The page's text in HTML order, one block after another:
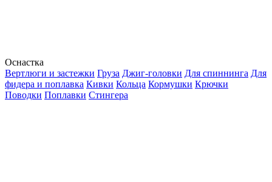
Оснастка
Вертлюги и застежки Груза Джиг-головки Для спиннинга Для
фидера и поплавка Кивки Кольца Кормушки Крючки
Поводки Поплавки Стингера